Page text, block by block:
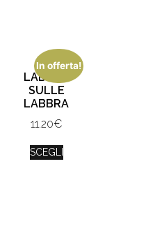
In offerta!
LABBRA
SULLE
LABBRA
11.20€
SCEGLI